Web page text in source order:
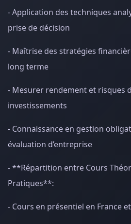
- Application des techniques
prise de décision
- Maîtrise des stratégies
long terme
- Mesurer rendement et risques
investissements
- Connaissance en gestion
évaluation d’entreprise
- **Répartition entre Cours
Pratiques**:
- Cours en présentiel en France